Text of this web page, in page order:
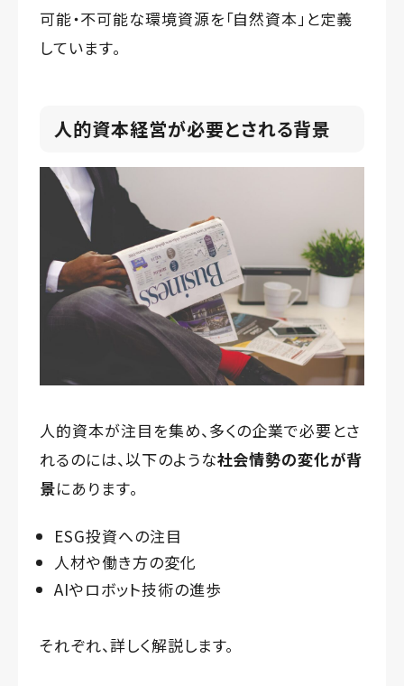
可能・不可能な環境資源を「自然資本」と定義
しています。
人的資本経営が必要とされる背景
人的資本が注目を集め、多くの企業で必要とさ
れるのには、以下のような社会情勢の変化が背
景にあります。
ESG投資への注目
人材や働き方の変化
AIやロボット技術の進歩
それぞれ、詳しく解説します。